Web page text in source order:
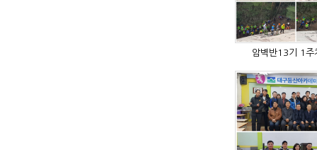
암벽반13기 1주